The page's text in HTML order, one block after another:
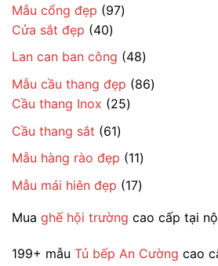
Mẫu cổng đẹp 9797
phẩm
Cửa sắt đẹp 4040
sản
phẩm
Lan can ban công 4848
sản
phẩm
Mẫu cầu thang đẹp 8686
Cầu thang Inox 2525
Cầu thang sắt 6161
sản
phẩm
Mẫu hàng rào đẹp 1111
sản
phẩm
Mẫu mái hiên đẹp 1717
phẩm
Mua ghế hội trường cao cấp tại
199+ mẫu Tủ bếp An Cường cao